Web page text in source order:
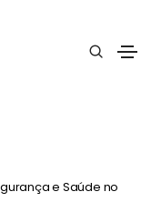
e Saúde no